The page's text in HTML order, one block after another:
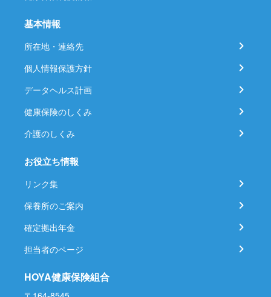
基本情報
所在地・連絡先
個人情報保護方針
データヘルス計画
健康保険のしくみ
介護のしくみ
お役立ち情報
リンク集
保養所のご案内
確定拠出年金
担当者のページ
HOYA健康保険組合